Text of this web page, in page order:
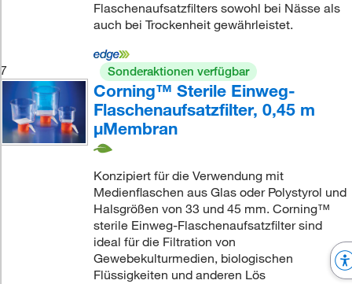
Flaschenaufsatzfilters sowohl bei Nässe als
auch bei Trockenheit gewährleistet.
7 Sonderaktionen verfügbar
Corning™ Sterile Einweg-
Flaschenaufsatzfilter, 0,45 m
μMembran
Konzipiert für die Verwendung mit
Medienflaschen aus Glas oder Polystyrol und
Halsgrößen von 33 und 45 mm. Corning™
sterile Einweg-Flaschenaufsatzfilter sind
ideal für die Filtration von
Gewebekulturmedien, biologischen
Flüssigkeiten und anderen Lös